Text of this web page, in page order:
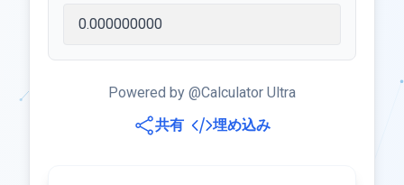
Powered by @Calculator Ultra
共有
埋め込み